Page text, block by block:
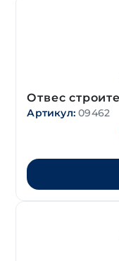
Отвес
Артикул: 09462